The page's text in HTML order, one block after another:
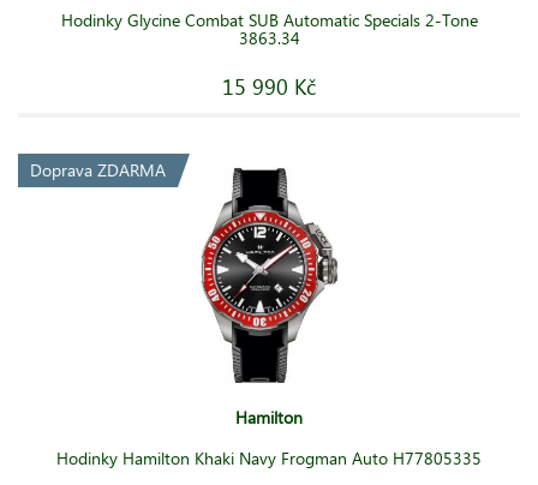
Hodinky Glycine Combat SUB Automatic Specials 2-Tone
3863.34
15 990 Kč
Doprava ZDARMA
Hamilton
Hodinky Hamilton Khaki Navy Frogman Auto H77805335